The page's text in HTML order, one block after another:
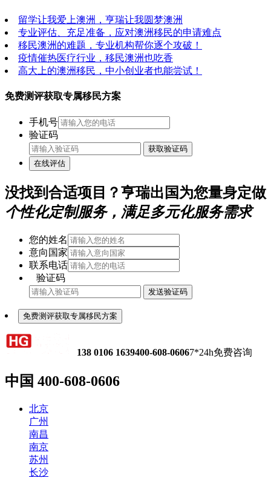
留学让我爱上澳洲，亨瑞让我圆梦澳洲
专业评估、充足准备，应对澳洲移民的申请难点
移民澳洲的难题，专业机构帮你逐个攻破！
疫情催热医疗行业，移民澳洲也吃香
高大上的澳洲移民，中小创业者也能尝试！
免费测评获取专属移民方案
手机号
验证码
获取验证码
在线评估
没找到合适项目？亨瑞出国为您量身定做
个性化定制服务，满足多元化服务需求
您的姓名
意向国家
联系电话
验证码
发送验证码
免费测评获取专属移民方案
138 0106 1639400-608-06067*24h免费咨询
中国 400-608-0606
北京
广州
南昌
南京
苏州
长沙